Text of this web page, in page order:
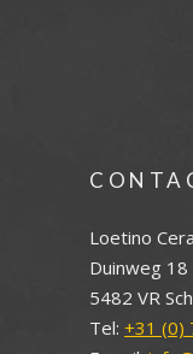
Loetino
Duinweg 18
5482 VR
Tel: +31 (0)